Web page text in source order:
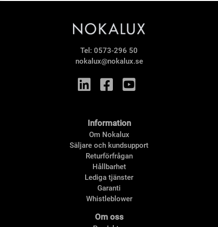
Tel: 0573-296 50
nokalux@nokalux.se
Information
Om Nokalux
Säljare och kundsupport
Returförfrågan
Hållbarhet
Lediga tjänster
Garanti
Whistleblower
Om oss